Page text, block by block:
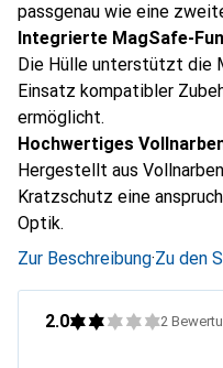
passgenau wie eine
Integrierte MagSafe-
Die Hülle unterstützt die
Einsatz kompatibler
ermöglicht.
Hochwertiges
Hergestellt aus
Kratzschutz eine
Optik.
Zur Beschreibung·Zu den
2.0 2